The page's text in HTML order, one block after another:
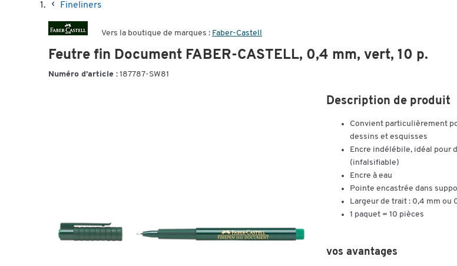
Fineliners
Vers la boutique de marques : Faber-Castell
Feutre fin Document FABER-CASTELL, 0,4 mm, vert, 10 p.
Numéro d’article : 187787-SW81
Description de produit
Convient particulièrement
dessins et esquisses
Encre indélébile, idéal pour
(infalsifiable)
Encre à eau
Pointe encastrée dans
Largeur de trait : 0,4 mm ou
1 paquet = 10 pièces
vos avantages